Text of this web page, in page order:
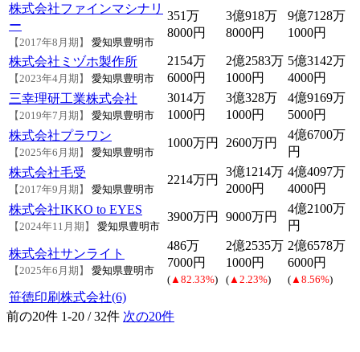
株式会社ファインマシナリ
ー
【2017年8月期】 愛知県豊明市
351万
8000円
3億918万
8000円
9億7128万
1000円
株式会社ミヅホ製作所
【2023年4月期】 愛知県豊明市
2154万
6000円
2億2583万
1000円
5億3142万
4000円
三幸理研工業株式会社
【2019年7月期】 愛知県豊明市
3014万
1000円
3億328万
1000円
4億9169万
5000円
株式会社プラワン
【2025年6月期】 愛知県豊明市
1000万円 2600万円
4億6700万
円
株式会社毛受
【2017年9月期】 愛知県豊明市
2214万円
3億1214万
2000円
4億4097万
4000円
株式会社IKKO to EYES
【2024年11月期】 愛知県豊明市
3900万円 9000万円
4億2100万
円
株式会社サンライト
【2025年6月期】 愛知県豊明市
486万
7000円
( ▲82.33%)
2億2535万
1000円
( ▲2.23%)
2億6578万
6000円
( ▲8.56%)
笹徳印刷株式会社(6)
前の20件 1-20 / 32件 次の20件